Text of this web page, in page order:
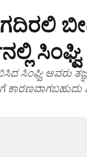
ಸಿಂಘ್ವಿ
ಸಿಂಘ್ವಿ ಅವರು